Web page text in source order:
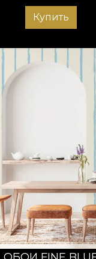
Купить